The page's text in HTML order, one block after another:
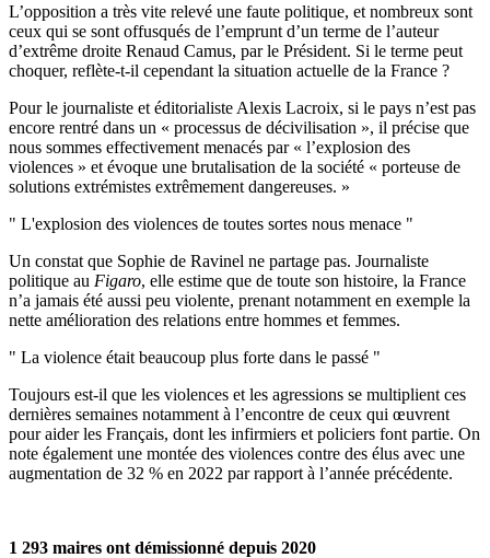
L’opposition a très vite relevé une faute politique, et nombreux sont
ceux qui se sont offusqués de l’emprunt d’un terme de l’auteur
d’extrême droite Renaud Camus, par le Président. Si le terme peut
choquer, reflète-t-il cependant la situation actuelle de la France ?
Pour le journaliste et éditorialiste Alexis Lacroix, si le pays n’est pas
encore rentré dans un « processus de décivilisation », il précise que
nous sommes effectivement menacés par « l’explosion des
violences » et évoque une brutalisation de la société « porteuse de
solutions extrémistes extrêmement dangereuses. »
L'explosion des violences de toutes sortes nous menace
Un constat que Sophie de Ravinel ne partage pas. Journaliste
politique au Figaro, elle estime que de toute son histoire, la France
n’a jamais été aussi peu violente, prenant notamment en exemple la
nette amélioration des relations entre hommes et femmes.
La violence était beaucoup plus forte dans le passé
Toujours est-il que les violences et les agressions se multiplient ces
dernières semaines notamment à l’encontre de ceux qui œuvrent
pour aider les Français, dont les infirmiers et policiers font partie. On
note également une montée des violences contre des élus avec une
augmentation de 32 % en 2022 par rapport à l’année précédente.
1 293 maires ont démissionné depuis 2020